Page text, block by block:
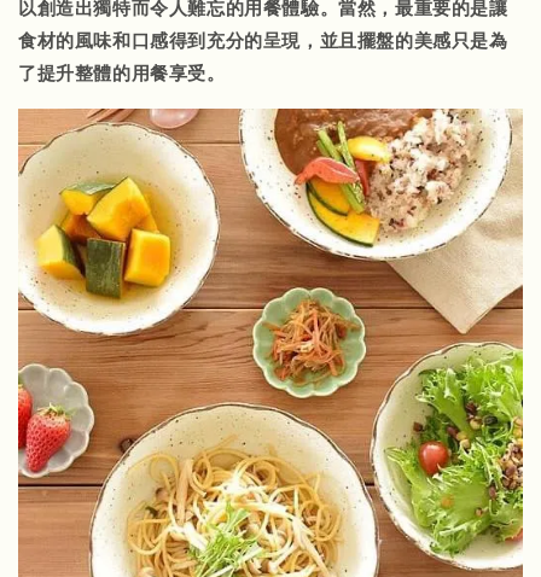
以創造出獨特而令人難忘的用餐體驗。當然，最重要的是讓
食材的風味和口感得到充分的呈現，並且擺盤的美感只是為
了提升整體的用餐享受。